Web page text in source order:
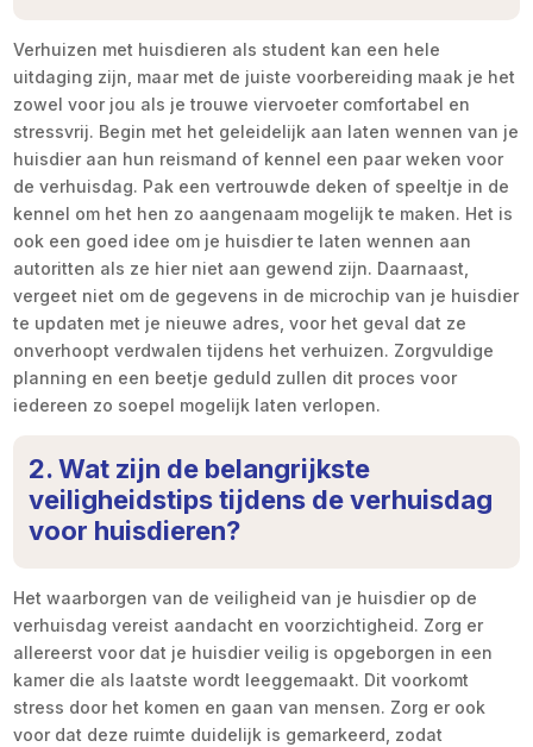
Verhuizen met huisdieren als student kan een hele
uitdaging zijn, maar met de juiste voorbereiding maak je het
zowel voor jou als je trouwe viervoeter comfortabel en
stressvrij. Begin met het geleidelijk aan laten wennen van je
huisdier aan hun reismand of kennel een paar weken voor
de verhuisdag. Pak een vertrouwde deken of speeltje in de
kennel om het hen zo aangenaam mogelijk te maken. Het is
ook een goed idee om je huisdier te laten wennen aan
autoritten als ze hier niet aan gewend zijn. Daarnaast,
vergeet niet om de gegevens in de microchip van je huisdier
te updaten met je nieuwe adres, voor het geval dat ze
onverhoopt verdwalen tijdens het verhuizen. Zorgvuldige
planning en een beetje geduld zullen dit proces voor
iedereen zo soepel mogelijk laten verlopen.
2. Wat zijn de belangrijkste
veiligheidstips tijdens de verhuisdag
voor huisdieren?
Het waarborgen van de veiligheid van je huisdier op de
verhuisdag vereist aandacht en voorzichtigheid. Zorg er
allereerst voor dat je huisdier veilig is opgeborgen in een
kamer die als laatste wordt leeggemaakt. Dit voorkomt
stress door het komen en gaan van mensen. Zorg er ook
voor dat deze ruimte duidelijk is gemarkeerd, zodat